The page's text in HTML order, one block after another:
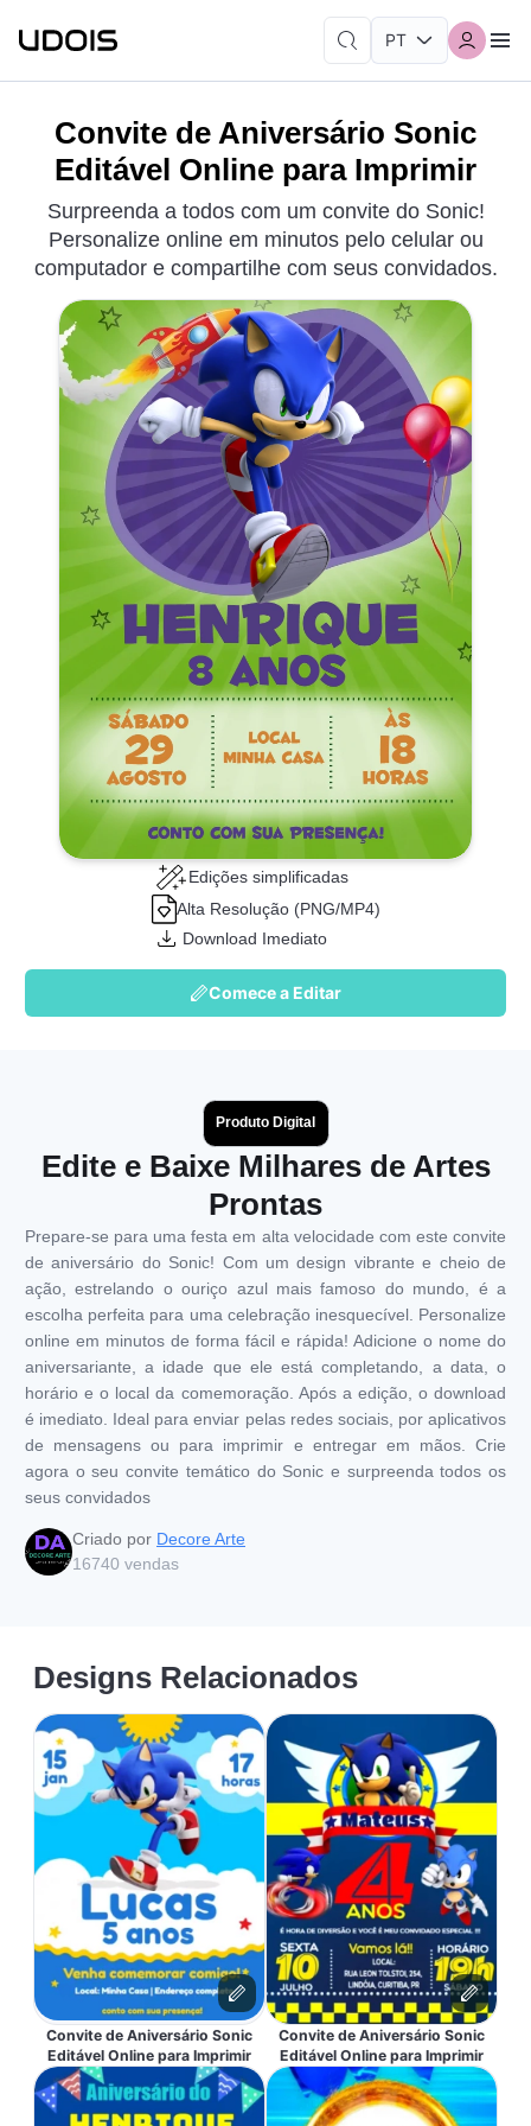
Convite de Aniversário Sonic
Editável Online para Imprimir
Surpreenda a todos com um convite do Sonic!
Personalize online em minutos pelo celular ou
computador e compartilhe com seus convidados.
Edições simplificadas
Alta Resolução (PNG/MP4)
Download Imediato
Comece a Editar
Produto Digital
Edite e Baixe Milhares de Artes
Prontas
Prepare-se para uma festa em alta velocidade com este convite
de aniversário do Sonic! Com um design vibrante e cheio de
ação, estrelando o ouriço azul mais famoso do mundo, é a
escolha perfeita para uma celebração inesquecível. Personalize
online em minutos de forma fácil e rápida! Adicione o nome do
aniversariante, a idade que ele está completando, a data, o
horário e o local da comemoração. Após a edição, o download
é imediato. Ideal para enviar pelas redes sociais, por aplicativos
de mensagens ou para imprimir e entregar em mãos. Crie
agora o seu convite temático do Sonic e surpreenda todos os
seus convidados
Criado por Decore Arte
16740 vendas
Designs Relacionados
Convite de Aniversário Sonic
Editável Online para Imprimir
Convite de Aniversário Sonic
Editável Online para Imprimir